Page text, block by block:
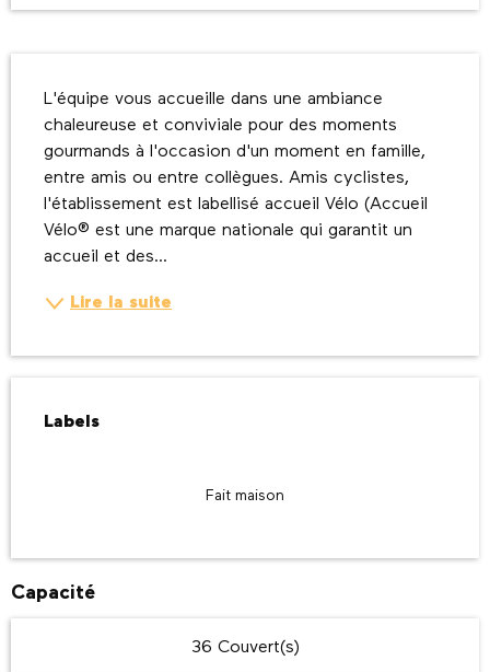
L'équipe vous accueille dans une ambiance
chaleureuse et conviviale pour des moments
gourmands à l'occasion d'un moment en famille,
entre amis ou entre collègues. Amis cyclistes,
l'établissement est labellisé accueil Vélo (Accueil
Vélo® est une marque nationale qui garantit un
accueil et des...
Lire la suite
Labels
Labels
Fait maison
Capacité
36 Couvert(s)